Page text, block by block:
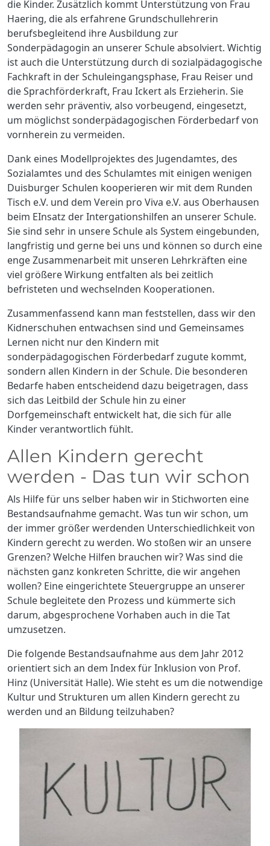
die Kinder. Zusätzlich kommt Unterstützung von Frau
Haering, die als erfahrene Grundschullehrerin
berufsbegleitend ihre Ausbildung zur
Sonderpädagogin an unserer Schule absolviert. Wichtig
ist auch die Unterstützung durch di sozialpädagogische
Fachkraft in der Schuleingangsphase, Frau Reiser und
die Sprachförderkraft, Frau Ickert als Erzieherin. Sie
werden sehr präventiv, also vorbeugend, eingesetzt,
um möglichst sonderpädagogischen Förderbedarf von
vornherein zu vermeiden.
Dank eines Modellprojektes des Jugendamtes, des
Sozialamtes und des Schulamtes mit einigen wenigen
Duisburger Schulen kooperieren wir mit dem Runden
Tisch e.V. und dem Verein pro Viva e.V. aus Oberhausen
beim EInsatz der Intergationshilfen an unserer Schule.
Sie sind sehr in unsere Schule als System eingebunden,
langfristig und gerne bei uns und können so durch eine
enge Zusammenarbeit mit unseren Lehrkräften eine
viel größere Wirkung entfalten als bei zeitlich
befristeten und wechselnden Kooperationen.
Zusammenfassend kann man feststellen, dass wir den
Kidnerschuhen entwachsen sind und Gemeinsames
Lernen nicht nur den Kindern mit
sonderpädagogischen Förderbedarf zugute kommt,
sondern allen Kindern in der Schule. Die besonderen
Bedarfe haben entscheidend dazu beigetragen, dass
sich das Leitbild der Schule hin zu einer
Dorfgemeinschaft entwickelt hat, die sich für alle
Kinder verantwortlich fühlt.
Allen Kindern gerecht
werden - Das tun wir schon
Als Hilfe für uns selber haben wir in Stichworten eine
Bestandsaufnahme gemacht. Was tun wir schon, um
der immer größer werdenden Unterschiedlichkeit von
Kindern gerecht zu werden. Wo stoßen wir an unsere
Grenzen? Welche Hilfen brauchen wir? Was sind die
nächsten ganz konkreten Schritte, die wir angehen
wollen? Eine eingerichtete Steuergruppe an unserer
Schule begleitete den Prozess und kümmerte sich
darum, abgesprochene Vorhaben auch in die Tat
umzusetzen.
Die folgende Bestandsaufnahme aus dem Jahr 2012
orientiert sich an dem Index für Inklusion von Prof.
Hinz (Universität Halle). Wie steht es um die notwendige
Kultur und Strukturen um allen Kindern gerecht zu
werden und an Bildung teilzuhaben?